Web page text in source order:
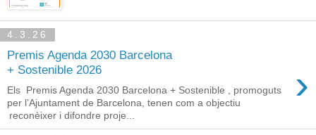
4.3.26
Premis Agenda 2030 Barcelona
+ Sostenible 2026
›
Els Premis Agenda 2030 Barcelona + Sostenible , promoguts
per l’Ajuntament de Barcelona, tenen com a objectiu
reconèixer i difondre proje...